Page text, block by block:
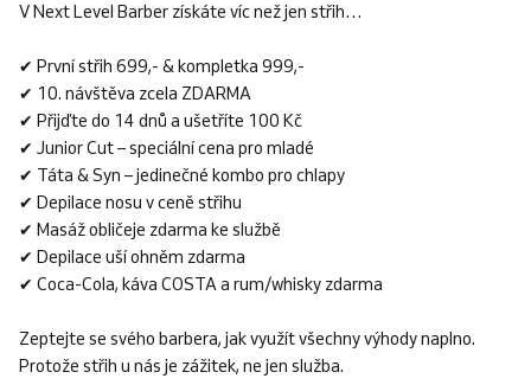
V Next Level Barber získáte víc než jen střih…
✔ První střih 699,- & kompletka 999,-
✔ 10. návštěva zcela ZDARMA
✔ Přijďte do 14 dnů a ušetříte 100 Kč
✔ Junior Cut – speciální cena pro mladé
✔ Táta & Syn – jedinečné kombo pro chlapy
✔ Depilace nosu v ceně střihu
✔ Masáž obličeje zdarma ke službě
✔ Depilace uší ohněm zdarma
✔ Coca-Cola, káva COSTA a rum/whisky zdarma
Zeptejte se svého barbera, jak využít všechny výhody naplno.
Protože střih u nás je zážitek, ne jen služba.